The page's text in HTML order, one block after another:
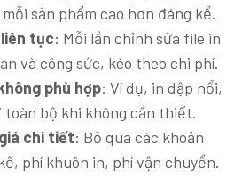
sản phẩm cao hơn đáng kể.
tục: Mỗi lần chỉnh sửa file in
và công sức, kéo theo chi phí.
phù hợp: Ví dụ, in dập nổi,
toàn bộ khi không cần thiết.
chi tiết: Bỏ qua các khoản
phí khuôn in, phí vận chuyển.